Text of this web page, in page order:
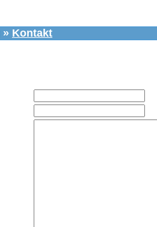
» Kontakt